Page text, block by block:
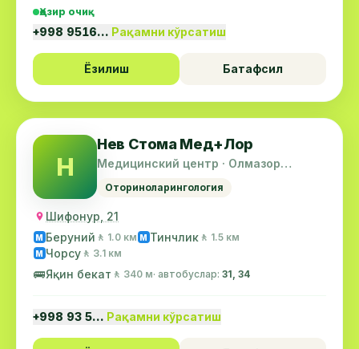
Ҳозир очиқ
+998 9516… Рақамни кўрсатиш
Ёзилиш Батафсил
Н
Нев Стома Мед+Лор
Медицинский центр · Олмазор
Оториноларингология
Шифонур, 21
М Беруний 🚶 1.0 км М Тинчлик 🚶 1.5 км
М Чорсу 🚶 3.1 км
🚌Яқин бекат 🚶 340 м· автобуслар: 31, 34
+998 93 5… Рақамни кўрсатиш